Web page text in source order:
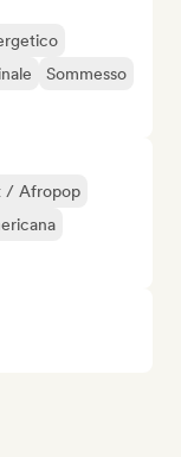
Sommesso
/ Afropop